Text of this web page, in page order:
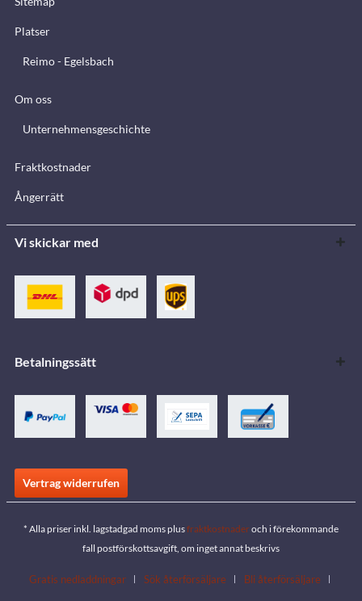
Platser
Reimo - Egelsbach
Om oss
Unternehmensgeschichte
Fraktkostnader
Ångerrätt
Vi skickar med
Betalningssätt
Vertrag widerrufen
* Alla priser inkl. lagstadgad moms plusfraktkostnaderoch i förekommande
fall postförskottsavgift, om inget annat beskrivs
Gratis nedladdningar Sök återförsäljare
Bli återförsäljare